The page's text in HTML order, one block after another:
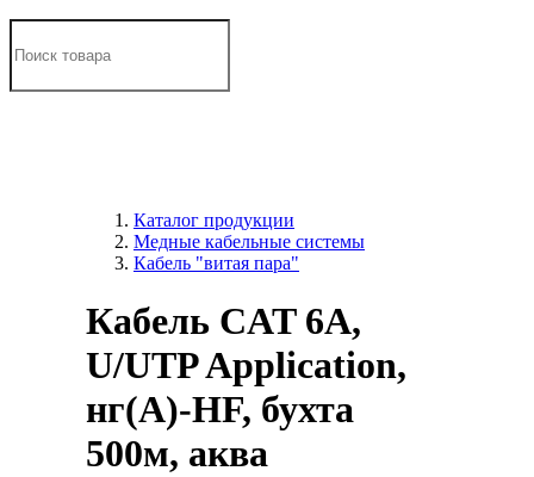
Каталог продукции
Медные кабельные системы
Кабель "витая пара"
Кабель CAT 6A,
U/UTP Application,
нг(А)-HF, бухта
500м, аква